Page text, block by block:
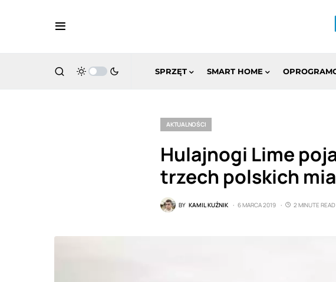
SPRZĘT SMART HOME
AKTUALNOŚCI
Hulajnogi Lime
trzech polskich
BY KAMIL KUŹNIK 6 MARCA 2019 2 MINUTE READ